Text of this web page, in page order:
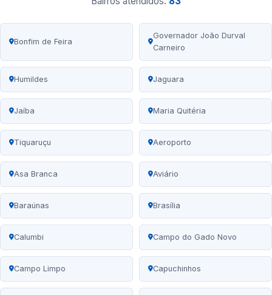
Bonfim de Feira
Governador João Durval
Carneiro
Humildes Jaguara
Jaíba Maria Quitéria
Tiquaruçu Aeroporto
Asa Branca Aviário
Baraúnas Brasília
Calumbi Campo do Gado Novo
Campo Limpo Capuchinhos